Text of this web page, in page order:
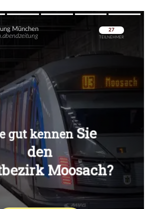
Überspringen
Überspringen